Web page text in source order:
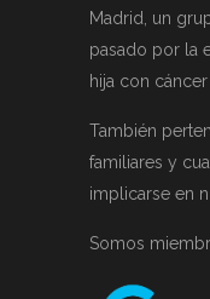
Madrid, un
pasado por la
hija con cáncer
También
familiares y
implicarse en
Somos